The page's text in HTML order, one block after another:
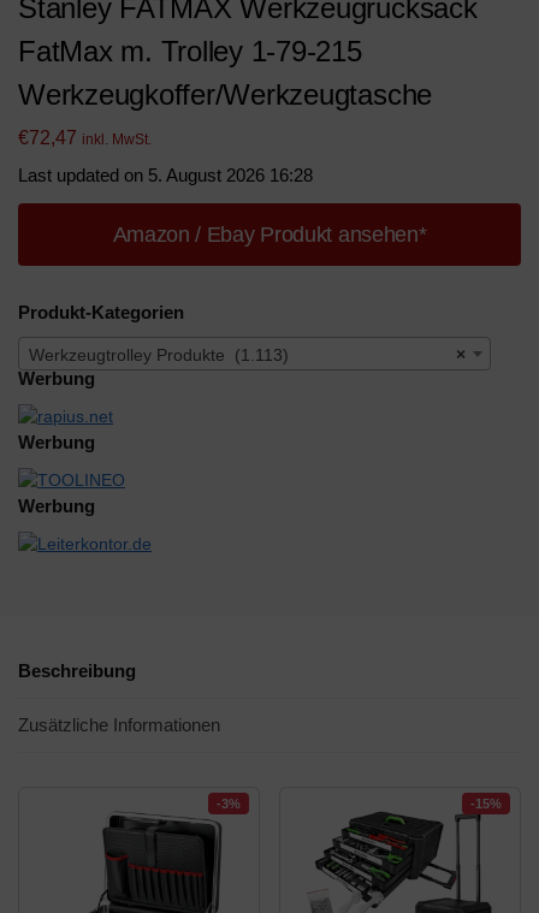
Stanley FATMAX Werkzeugrucksack
FatMax m. Trolley 1-79-215
Werkzeugkoffer/Werkzeugtasche
€72,47 inkl. MwSt.
Last updated on 5. August 2026 16:28
Amazon / Ebay Produkt ansehen*
Produkt-Kategorien
×
Werkzeugtrolley Produkte (1.113)
Werbung
Werbung
Werbung
Beschreibung
Zusätzliche Informationen
-3% -15%